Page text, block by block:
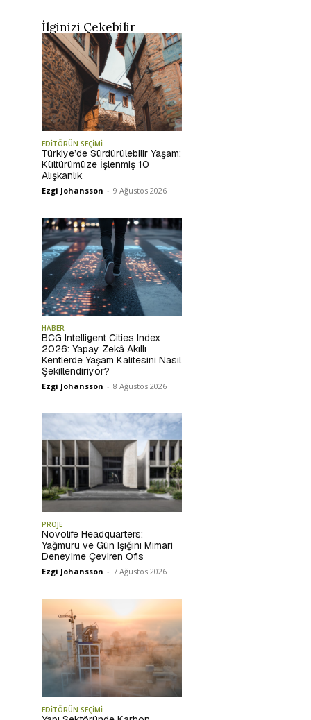
İlginizi Çekebilir
EDİTÖRÜN SEÇİMİ
Türkiye’de Sürdürülebilir Yaşam:
Kültürümüze İşlenmiş 10
Alışkanlık
Ezgi Johansson - 9 Ağustos 2026
HABER
BCG Intelligent Cities Index
2026: Yapay Zekâ Akıllı
Kentlerde Yaşam Kalitesini Nasıl
Şekillendiriyor?
Ezgi Johansson - 8 Ağustos 2026
PROJE
Novolife Headquarters:
Yağmuru ve Gün Işığını Mimari
Deneyime Çeviren Ofis
Ezgi Johansson - 7 Ağustos 2026
EDİTÖRÜN SEÇİMİ